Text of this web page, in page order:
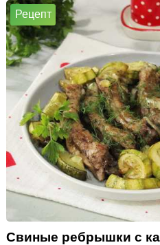
Рецепт
Свиные ребрышки с